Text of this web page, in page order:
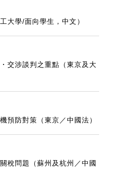
大學/面向學生，中文）
交涉談判之重點（東京及大
預防對策（東京／中國法）
稅問題（蘇州及杭州／中國